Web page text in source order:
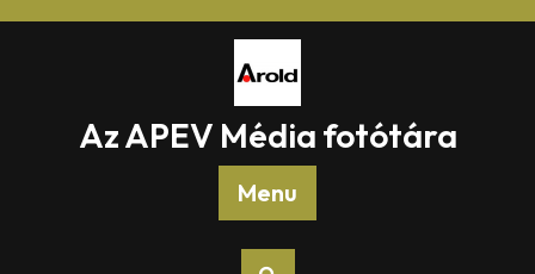
Az APEV Média fotótára
Menu